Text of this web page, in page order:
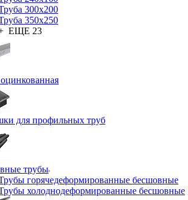
300x200
350x250
ЕЩЕ 23
для профильных труб
трубы
горячедеформированные бесшовные
холоднодеформированные бесшовные